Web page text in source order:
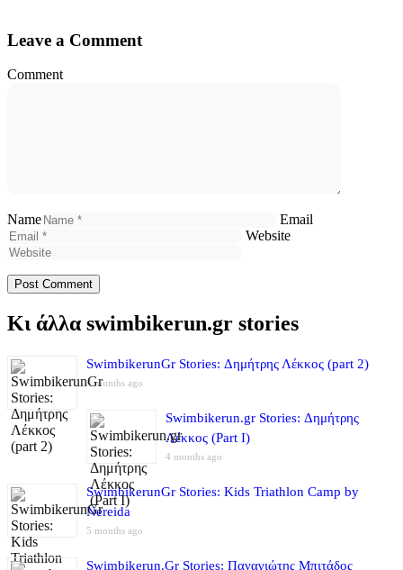
Leave a Comment
Comment
Name
Email
Website
Κι άλλα swimbikerun.gr stories
SwimbikerunGr Stories: Δημήτρης Λέκκος (part 2)
4 months ago
Swimbikerun.gr Stories: Δημήτρης
Λέκκος (Part I)
4 months ago
SwimbikerunGr Stories: Kids Triathlon Camp by
Nereida
5 months ago
Swimbikerun.Gr Stories: Παναγιώτης Μπιτάδος